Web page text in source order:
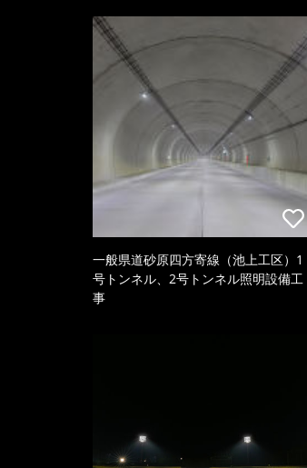
一般県道砂原四方寄線（池上工区）1
号トンネル、2号トンネル照明設備工
事